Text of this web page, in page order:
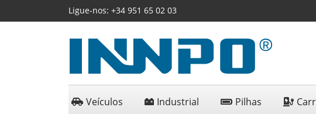
Ligue-nos: +34 951 65 02 03
Veículos Industrial Pilhas